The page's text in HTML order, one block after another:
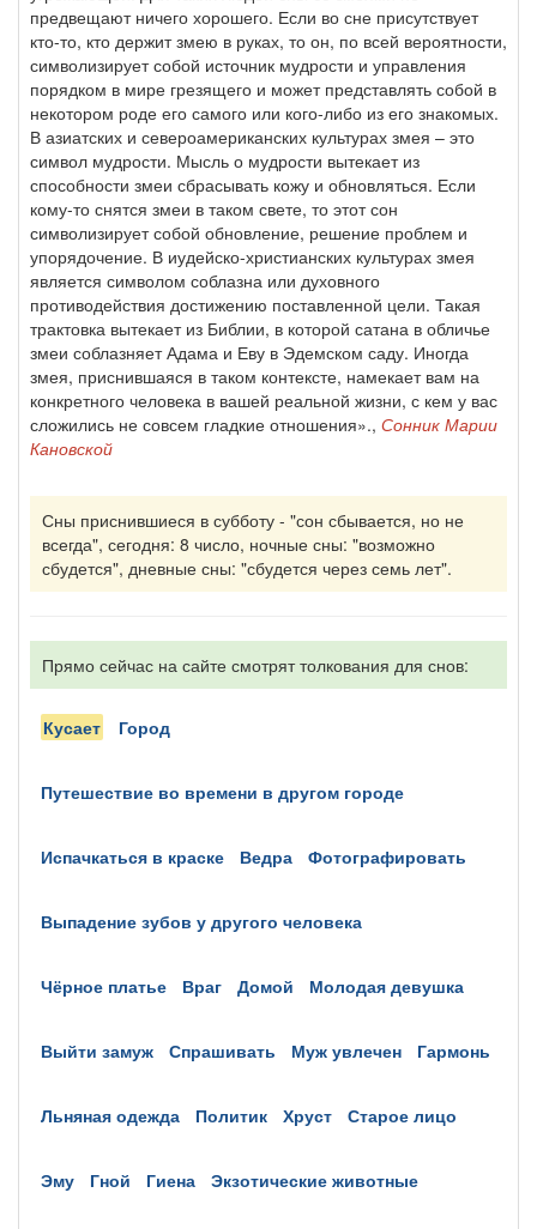
предвещают ничего хорошего. Если во сне присутствует
кто-то, кто держит змею в руках, то он, по всей вероятности,
символизирует собой источник мудрости и управления
порядком в мире грезящего и может представлять собой в
некотором роде его самого или кого-либо из его знакомых.
В азиатских и североамериканских культурах змея – это
символ мудрости. Мысль о мудрости вытекает из
способности змеи сбрасывать кожу и обновляться. Если
кому-то снятся змеи в таком свете, то этот сон
символизирует собой обновление, решение проблем и
упорядочение. В иудейско-христианских культурах змея
является символом соблазна или духовного
противодействия достижению поставленной цели. Такая
трактовка вытекает из Библии, в которой сатана в обличье
змеи соблазняет Адама и Еву в Эдемском саду. Иногда
змея, приснившаяся в таком контексте, намекает вам на
конкретного человека в вашей реальной жизни, с кем у вас
сложились не совсем гладкие отношения»., Сонник Марии
Кановской
Сны приснившиеся в субботу - "сон сбывается, но не
всегда", сегодня: 8 число, ночные сны: "возможно
сбудется", дневные сны: "сбудется через семь лет".
Прямо сейчас на сайте смотрят толкования для снов:
кусает город
путешествие во времени в другом городе
испачкаться в краске ведра фотографировать
выпадение зубов у другого человека
чёрное платье враг домой молодая девушка
выйти замуж спрашивать муж увлечен гармонь
льняная одежда политик хруст старое лицо
эму гной гиена экзотические животные